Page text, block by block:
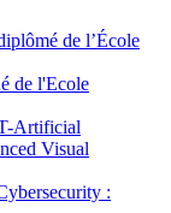
de l’École
de l'Ecole
Artificial
Visual
: